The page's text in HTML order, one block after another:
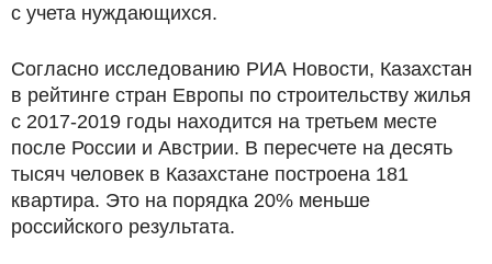
с учета нуждающихся.
Согласно исследованию РИА Новости, Казахстан
в рейтинге стран Европы по строительству жилья
с 2017-2019 годы находится на третьем месте
после России и Австрии. В пересчете на десять
тысяч человек в Казахстане построена 181
квартира. Это на порядка 20% меньше
российского результата.